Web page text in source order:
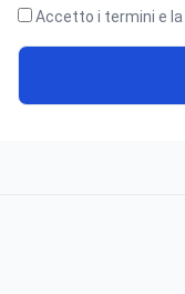
Accetto i termini e la